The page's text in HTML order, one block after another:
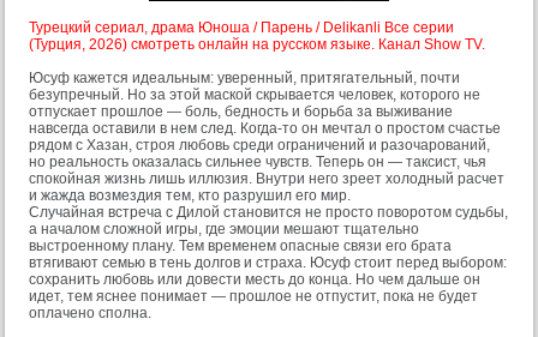
Турецкий сериал, драма Юноша / Парень / Delikanli Все серии
(Турция, 2026) смотреть онлайн на русском языке. Канал Show TV.
Юсуф кажется идеальным: уверенный, притягательный, почти
безупречный. Но за этой маской скрывается человек, которого не
отпускает прошлое — боль, бедность и борьба за выживание
навсегда оставили в нем след. Когда-то он мечтал о простом счастье
рядом с Хазан, строя любовь среди ограничений и разочарований,
но реальность оказалась сильнее чувств. Теперь он — таксист, чья
спокойная жизнь лишь иллюзия. Внутри него зреет холодный расчет
и жажда возмездия тем, кто разрушил его мир.
Случайная встреча с Дилой становится не просто поворотом судьбы,
а началом сложной игры, где эмоции мешают тщательно
выстроенному плану. Тем временем опасные связи его брата
втягивают семью в тень долгов и страха. Юсуф стоит перед выбором:
сохранить любовь или довести месть до конца. Но чем дальше он
идет, тем яснее понимает — прошлое не отпустит, пока не будет
оплачено сполна.